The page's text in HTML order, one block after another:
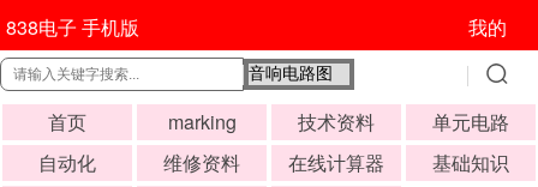
838电子 手机版 我的
首页 marking 技术资料
单元电路
自动化
维修资料 在线计算器
基础知识